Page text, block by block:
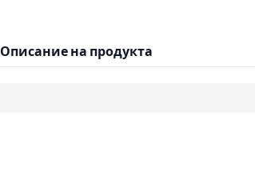
Описание на продукта